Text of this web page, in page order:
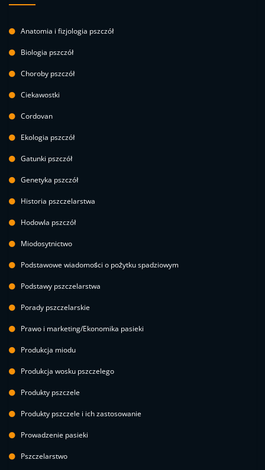
Anatomia i fizjologia pszczół
Biologia pszczół
Choroby pszczół
Ciekawostki
Cordovan
Ekologia pszczół
Gatunki pszczół
Genetyka pszczół
Historia pszczelarstwa
Hodowla pszczół
Miodosytnictwo
Podstawowe wiadomości o pożytku spadziowym
Podstawy pszczelarstwa
Porady pszczelarskie
Prawo i marketing/Ekonomika pasieki
Produkcja miodu
Produkcja wosku pszczelego
Produkty pszczele
Produkty pszczele i ich zastosowanie
Prowadzenie pasieki
Pszczelarstwo